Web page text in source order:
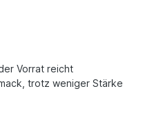
Vorrat reicht
trotz weniger Stärke